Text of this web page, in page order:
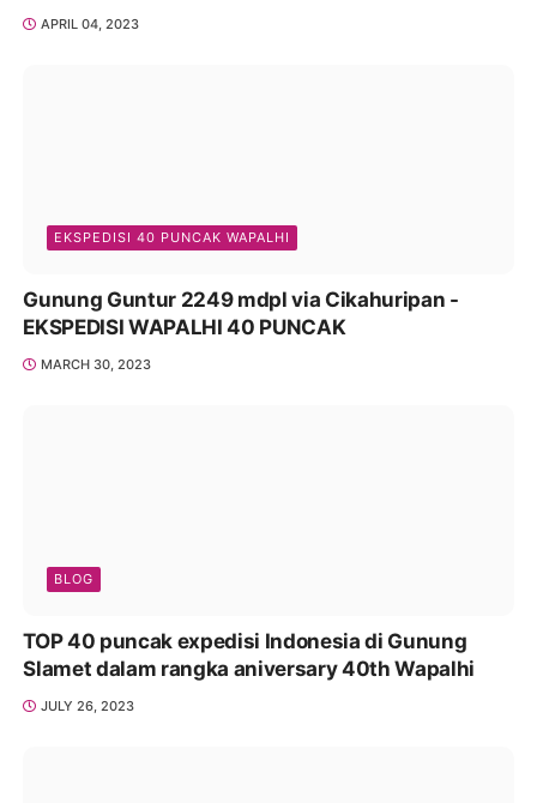
APRIL 04, 2023
EKSPEDISI 40 PUNCAK WAPALHI
Gunung Guntur 2249 mdpl via Cikahuripan -
EKSPEDISI WAPALHI 40 PUNCAK
MARCH 30, 2023
BLOG
TOP 40 puncak expedisi Indonesia di Gunung
Slamet dalam rangka aniversary 40th Wapalhi
JULY 26, 2023